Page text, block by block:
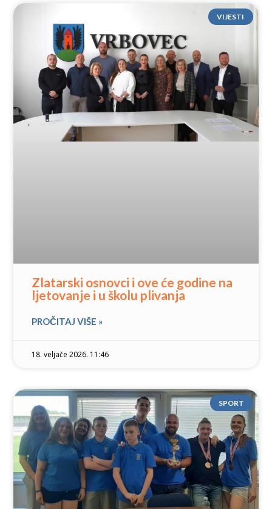
VIJESTI
Zlatarski osnovci i ove će godine na
ljetovanje i u školu plivanja
PROČITAJ VIŠE »
18. veljače 2026. 11:46
SPORT